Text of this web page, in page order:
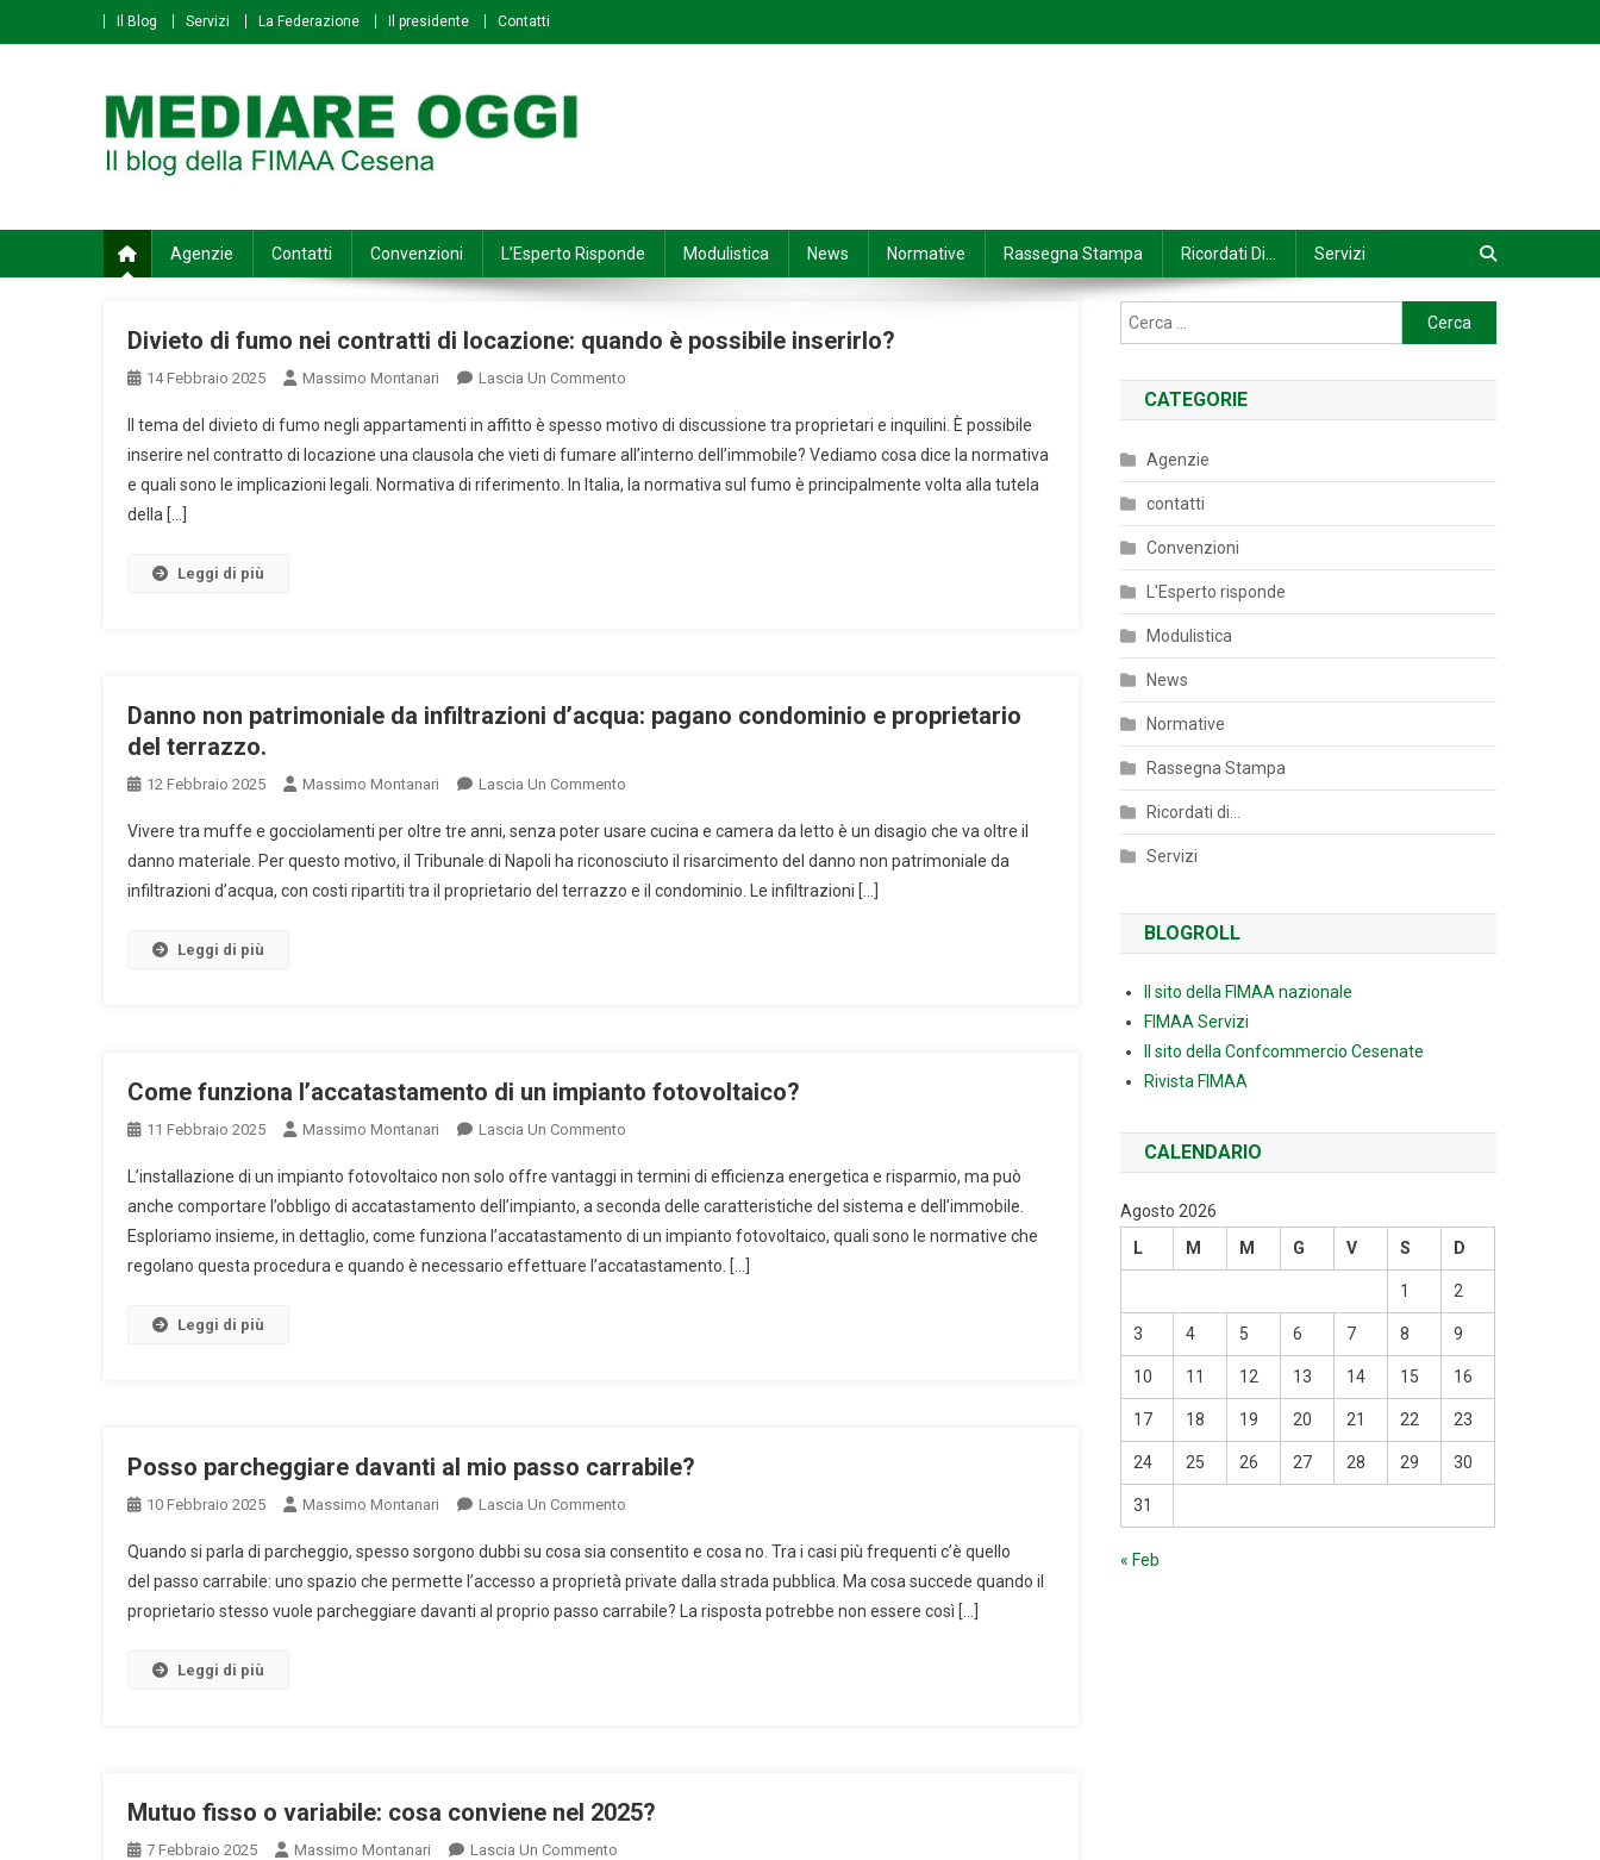
to
Il Blog Servizi La Federazione Il presidente Contatti
Agenzie Contatti Convenzioni L’Esperto Risponde Modulistica News Normative Rassegna Stampa Ricordati Di… Servizi
Divieto di fumo nei contratti di locazione: quando è possibile inserirlo?
14 Febbraio 2025 Massimo Montanari Lascia Un Commento
Di
Fumo
Nei
Il tema del divieto di fumo negli appartamenti in affitto è spesso motivo di discussione tra proprietari e inquilini. È possibile
inserire nel contratto di locazione una clausola che vieti di fumare all’interno dell’immobile? Vediamo cosa dice la normativa
e quali sono le implicazioni legali. Normativa di riferimento. In Italia, la normativa sul fumo è principalmente volta alla tutela
della […]
Leggi di più
Danno non patrimoniale da infiltrazioni d’acqua: pagano condominio e proprietario
del terrazzo.
12 Febbraio 2025 Massimo Montanari Lascia Un Commento
Non
Patrimoniale
Da
Del
Vivere tra muffe e gocciolamenti per oltre tre anni, senza poter usare cucina e camera da letto è un disagio che va oltre il
danno materiale. Per questo motivo, il Tribunale di Napoli ha riconosciuto il risarcimento del danno non patrimoniale da
infiltrazioni d’acqua, con costi ripartiti tra il proprietario del terrazzo e il condominio. Le infiltrazioni […]
Leggi di più
Come funziona l’accatastamento di un impianto fotovoltaico?
11 Febbraio 2025 Massimo Montanari Lascia Un Commento
Funziona
L’accatastamento
Di
Un
L’installazione di un impianto fotovoltaico non solo offre vantaggi in termini di efficienza energetica e risparmio, ma può
anche comportare l’obbligo di accatastamento dell’impianto, a seconda delle caratteristiche del sistema e dell’immobile.
Esploriamo insieme, in dettaglio, come funziona l’accatastamento di un impianto fotovoltaico, quali sono le normative che
regolano questa procedura e quando è necessario effettuare l’accatastamento. […]
Leggi di più
Posso parcheggiare davanti al mio passo carrabile?
10 Febbraio 2025 Massimo Montanari Lascia Un Commento
Parcheggiare
Davanti
Al
Quando si parla di parcheggio, spesso sorgono dubbi su cosa sia consentito e cosa no. Tra i casi più frequenti c’è quello
del passo carrabile: uno spazio che permette l’accesso a proprietà private dalla strada pubblica. Ma cosa succede quando il
proprietario stesso vuole parcheggiare davanti al proprio passo carrabile? La risposta potrebbe non essere così […]
Leggi di più
Mutuo fisso o variabile: cosa conviene nel 2025?
7 Febbraio 2025 Massimo Montanari Lascia Un Commento
Ricerca
per:
CATEGORIE
Agenzie
contatti
Convenzioni
L'Esperto risponde
Modulistica
News
Normative
Rassegna Stampa
Ricordati di…
Servizi
BLOGROLL
Il sito della FIMAA nazionale
FIMAA Servizi
Il sito della Confcommercio Cesenate
Rivista FIMAA
CALENDARIO
Agosto 2026
L
M M G V S D
1 2
3 4 5 6 7 8 9
10 11 12 13 14 15 16
17 18 19 20 21 22 23
24 25 26 27 28 29 30
31
« Feb